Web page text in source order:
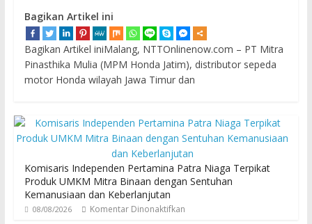
Bagikan Artikel ini
Bagikan Artikel iniMalang, NTTOnlinenow.com – PT Mitra
Pinasthika Mulia (MPM Honda Jatim), distributor sepeda
motor Honda wilayah Jawa Timur dan
Komisaris Independen Pertamina Patra Niaga Terpikat
Produk UMKM Mitra Binaan dengan Sentuhan
Kemanusiaan dan Keberlanjutan
08/08/2026 Komentar Dinonaktifkan